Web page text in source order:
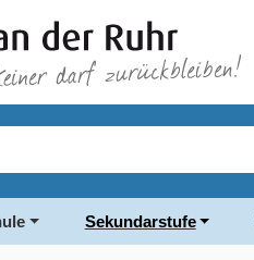
springen
Sekundarstufe